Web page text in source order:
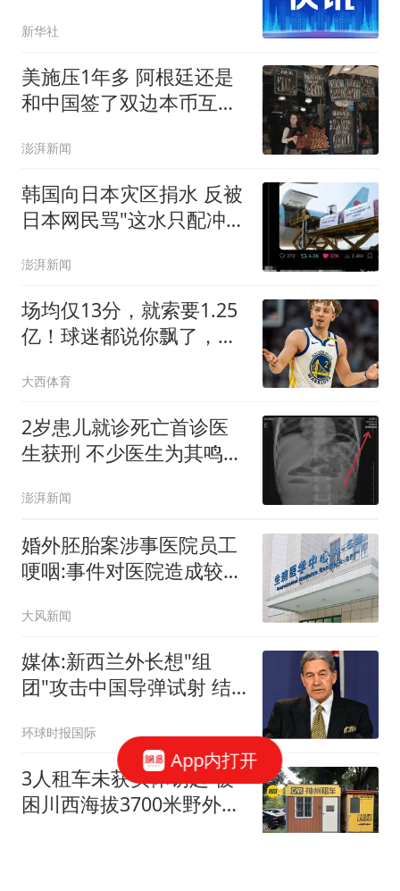
新华社
美施压1年多 阿根廷还是
和中国签了双边本币互换
澎湃新闻
韩国向日本灾区捐水 反被
日本网民骂"这水只配冲马
澎湃新闻
场均仅13分，就索要1.25
亿！球迷都说你飘了，但
大西体育
2岁患儿就诊死亡首诊医
生获刑 不少医生为其鸣不
澎湃新闻
婚外胚胎案涉事医院员工
哽咽:事件对医院造成较大
大风新闻
媒体:新西兰外长想"组
团"攻击中国导弹试射 结
环球时报国际
3人租车未获实体钥匙 被
困川西海拔3700米野外10
App内打开